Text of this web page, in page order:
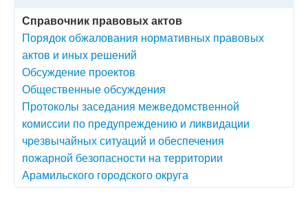
Справочник правовых актов
Порядок обжалования нормативных правовых
актов и иных решений
Обсуждение проектов
Общественные обсуждения
Протоколы заседания межведомственной
комиссии по предупреждению и ликвидации
чрезвычайных ситуаций и обеспечения
пожарной безопасности на территории
Арамильского городского округа